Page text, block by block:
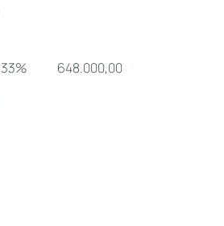
33% 648.000,00